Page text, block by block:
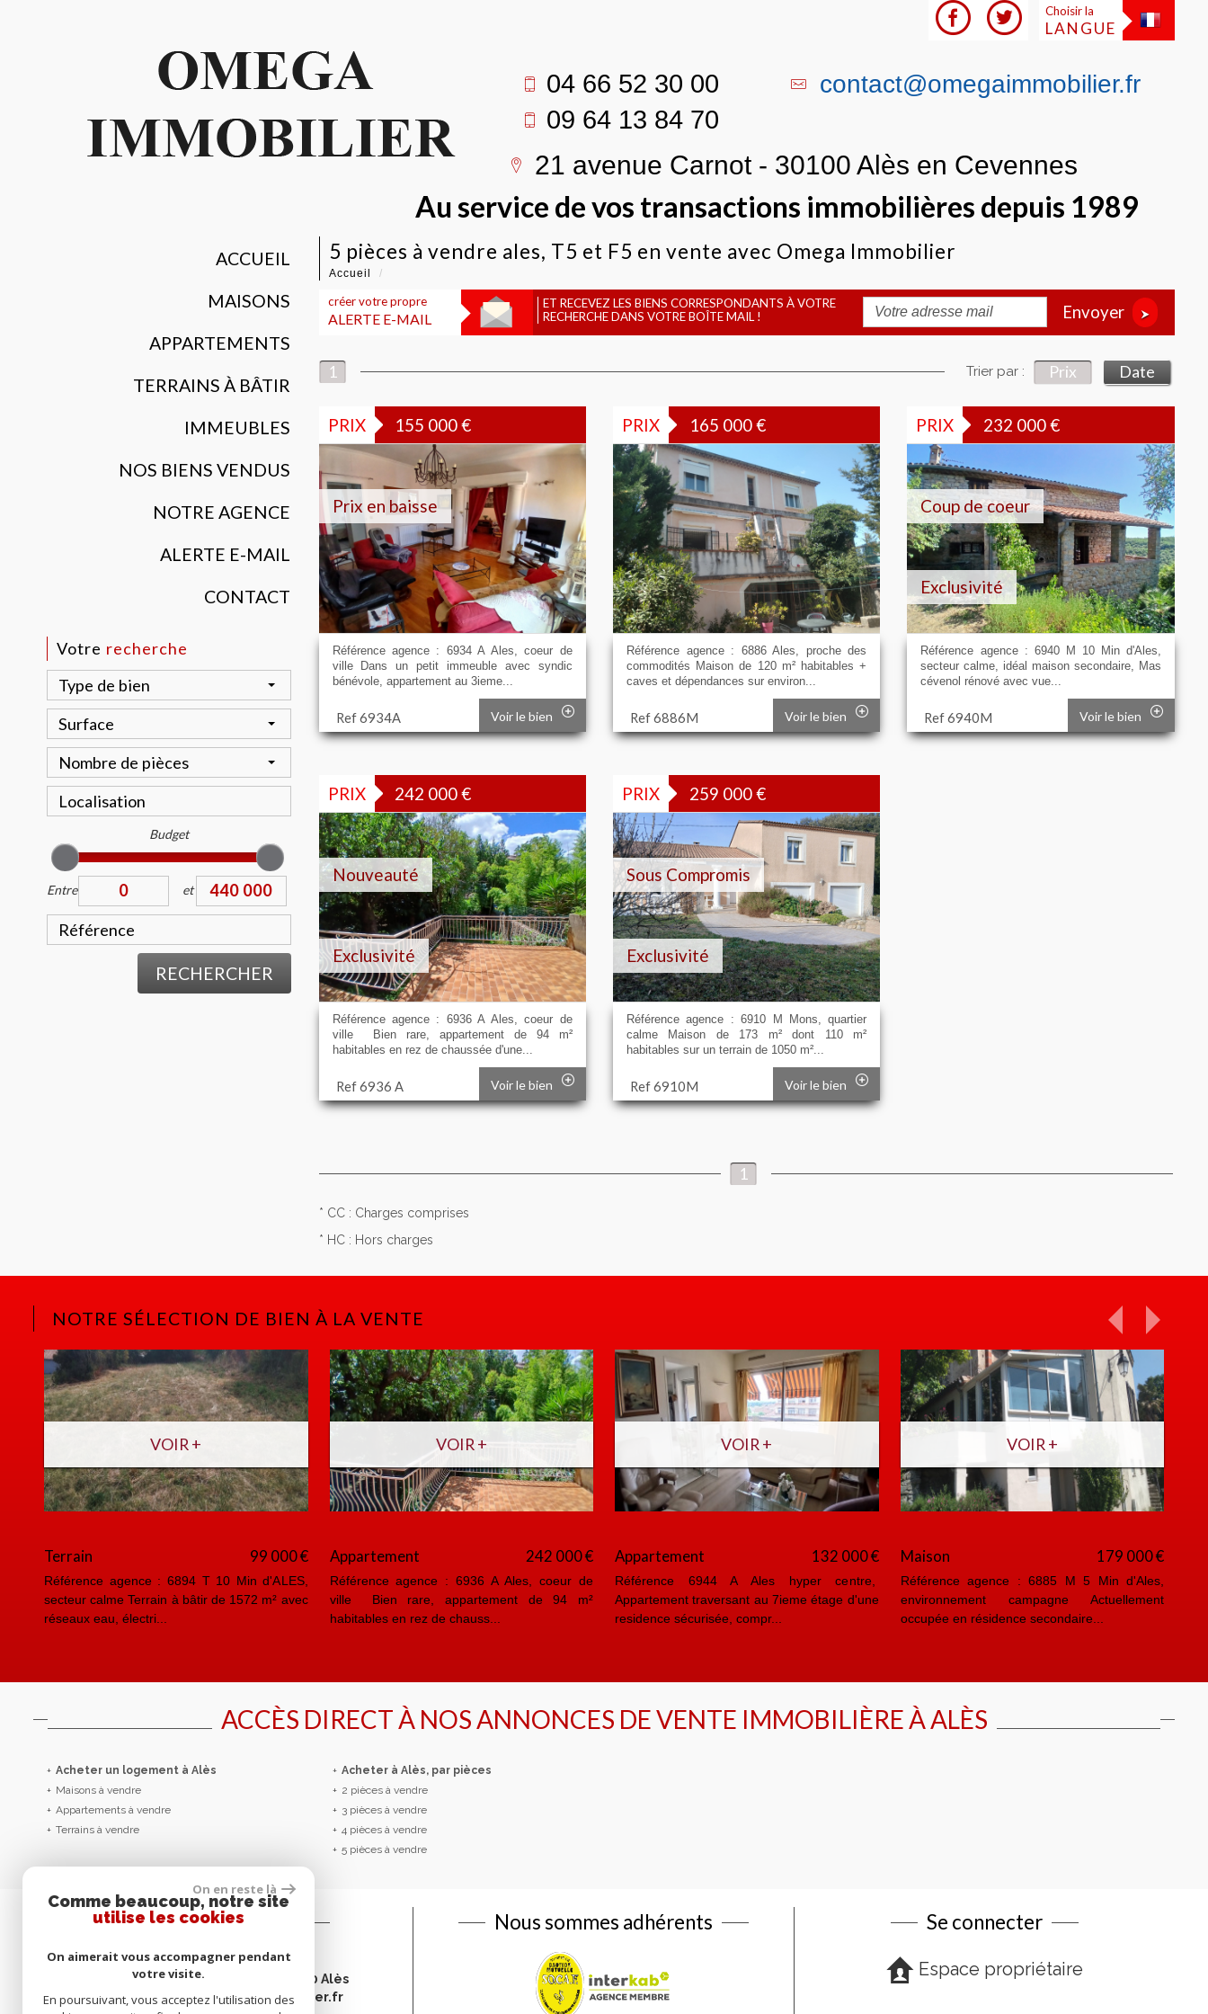
Choisir la
LANGUE
04 66 52 30 00
09 64 13 84 70
contact@omegaimmobilier.fr
21 avenue Carnot - 30100 Alès en Cevennes
Au service de vos transactions immobilières depuis 1989
ACCUEIL
MAISONS
APPARTEMENTS
TERRAINS À BÂTIR
IMMEUBLES
NOS BIENS VENDUS
NOTRE AGENCE
ALERTE E-MAIL
CONTACT
Votre recherche
Type de bien
Surface
Nombre de pièces
Budget
Entre et
RECHERCHER
5 pièces à vendre ales, T5 et F5 en vente avec Omega Immobilier
Accueil
créer votre propre
ALERTE E-MAIL
ET RECEVEZ LES BIENS CORRESPONDANTS À VOTRE
RECHERCHE DANS VOTRE BOÎTE MAIL !
Envoyer
1 Trier par : Prix Date
PRIX 155 000€
Prix en baisse
Référence agence : 6934 A Ales, coeur de
ville Dans un petit immeuble avec syndic
bénévole, appartement au 3ieme...
Ref 6934A Voir le bien
PRIX 165 000€
Référence agence : 6886 Ales, proche des
commodités Maison de 120 m² habitables +
caves et dépendances sur environ...
Ref 6886M Voir le bien
PRIX 232 000€
Exclusivité
Coup de coeur
Référence agence : 6940 M 10 Min d'Ales,
secteur calme, idéal maison secondaire, Mas
cévenol rénové avec vue...
Ref 6940M Voir le bien
PRIX 242 000€
Exclusivité
Nouveauté
Référence agence : 6936 A Ales, coeur de
ville Bien rare, appartement de 94 m²
habitables en rez de chaussée d'une...
Ref 6936 A Voir le bien
PRIX 259 000€
Sous Compromis
Exclusivité
Référence agence : 6910 M Mons, quartier
calme Maison de 173 m² dont 110 m²
habitables sur un terrain de 1050 m²...
Ref 6910M Voir le bien
1
* CC : Charges comprises
* HC : Hors charges
NOTRE SÉLECTION DE BIEN À LA VENTE
VOIR +
Terrain 99 000 €
Référence agence : 6894 T 10 Min d'ALES,
secteur calme Terrain à bâtir de 1572 m² avec
réseaux eau, électri...
VOIR +
Appartement 242 000 €
Référence agence : 6936 A Ales, coeur de
ville Bien rare, appartement de 94 m²
habitables en rez de chauss...
VOIR +
Appartement 132 000 €
Référence 6944 A Ales hyper centre,
Appartement traversant au 7ieme étage d'une
residence sécurisée, compr...
VOIR +
Maison 179 000 €
Référence agence : 6885 M 5 Min d'Ales,
environnement campagne Actuellement
occupée en résidence secondaire...
ACCÈS DIRECT À NOS ANNONCES DE VENTE IMMOBILIÈRE ÀALÈS
+
Acheter un logement à Alès
+
Maisons à vendre
+
Appartements à vendre
+
Terrains à vendre
+
Acheter à Alès, par pièces
+
2 pièces à vendre
+
3 pièces à vendre
+
4 pièces à vendre
+
5 pièces à vendre
Contactez-nous
Tél :04 66 52 30 00
Adresse :21 avenue Carnot - 30100 Alès
E-mail :contact@omegaimmobilier.fr
Nous sommes adhérents Se connecter
Espace propriétaire
On en reste là
Comme beaucoup, notre site
utilise les cookies
On aimerait vous accompagner pendant
votre visite.
En poursuivant, vous acceptez l'utilisation des